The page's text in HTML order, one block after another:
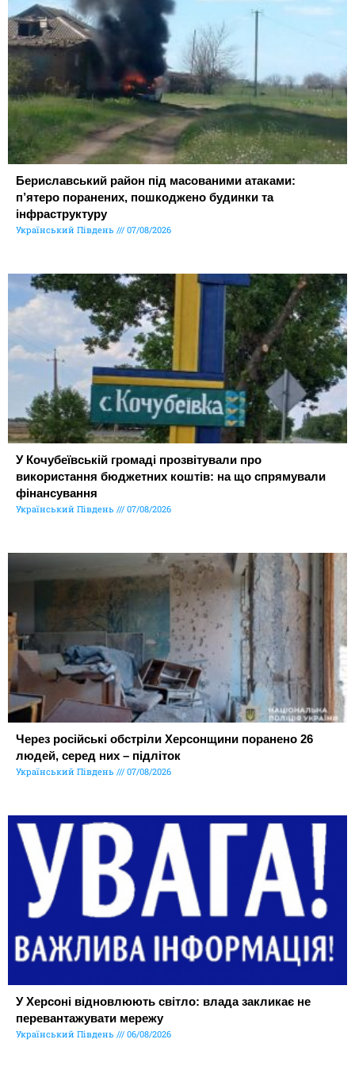
Бериславський район під масованими атаками:
п’ятеро поранених, пошкоджено будинки та
інфраструктуру
Український Південь 07/08/2026
У Кочубеївській громаді прозвітували про
використання бюджетних коштів: на що спрямували
фінансування
Український Південь 07/08/2026
Через російські обстріли Херсонщини поранено 26
людей, серед них – підліток
Український Південь 07/08/2026
У Херсоні відновлюють світло: влада закликає не
перевантажувати мережу
Український Південь 06/08/2026